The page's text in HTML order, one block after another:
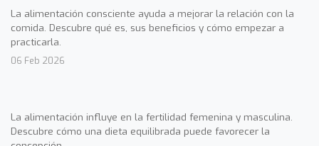
La alimentación consciente ayuda a mejorar la relación con la
comida. Descubre qué es, sus beneficios y cómo empezar a
practicarla.
06 Feb 2026
La alimentación influye en la fertilidad femenina y masculina.
Descubre cómo una dieta equilibrada puede favorecer la